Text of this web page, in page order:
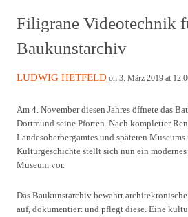
Filigrane Videotechnik
Baukunstarchiv
LUDWIG HETFELD on 3. März 2019 at
Am 4. November diesen Jahres öffnete das
Dortmund seine Pforten. Nach kompletter
Landesoberbergamtes und späteren
Kulturgeschichte stellt sich nun ein
Museum vor.
Das Baukunstarchiv bewahrt
auf, dokumentiert und pflegt diese. Eine